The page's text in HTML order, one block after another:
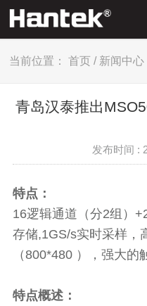
当前位置： 首页 / 新闻中心
青岛汉泰推出
发布时间 :
特点：
16逻辑通道（分2组）
存储,1GS/s实时采样，
（800*480 ），强大的
特点概述：